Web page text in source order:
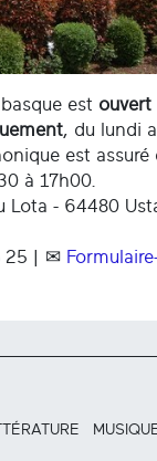
est ouvert
, du lundi
est assuré
à 17h00.
Lota - 64480
25 | ✉